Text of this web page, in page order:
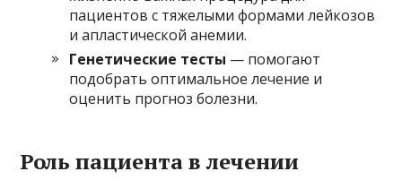
пациентов с тяжелыми формами лейкозов
и апластической анемии.
Генетические тесты — помогают
подобрать оптимальное лечение и
оценить прогноз болезни.
Роль пациента в лечении